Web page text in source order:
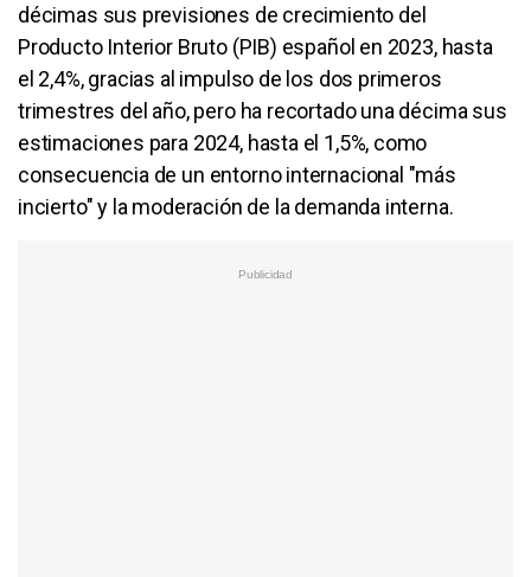
décimas sus previsiones de crecimiento del
Producto Interior Bruto (PIB) español en 2023, hasta
el 2,4%, gracias al impulso de los dos primeros
trimestres del año, pero ha recortado una décima sus
estimaciones para 2024, hasta el 1,5%, como
consecuencia de un entorno internacional "más
incierto" y la moderación de la demanda interna.